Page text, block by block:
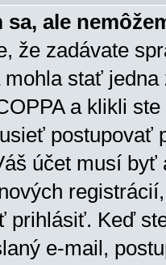
ale
že zadávate
stať
a klikli
postupovať
účet musí
prihlásiť. Keď
e-mail,